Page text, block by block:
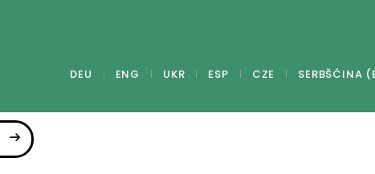
DEU ENG UKR ESP CZE SERBŠĆINA